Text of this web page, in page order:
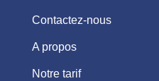
Contactez-nous
A propos
Notre tarif